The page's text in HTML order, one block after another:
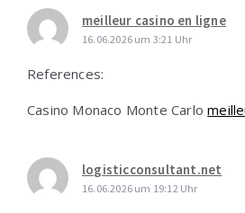
meilleur casino en ligne
16.06.2026 um 3:21 Uhr
References:
Casino Monaco Monte Carlo
logisticconsultant.net
16.06.2026 um 19:12 Uhr